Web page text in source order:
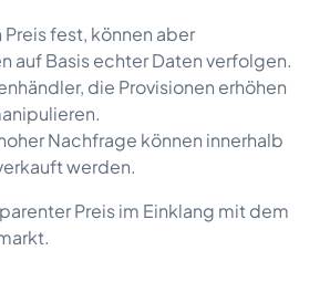
fest, können aber
auf Basis echter Daten verfolgen.
die Provisionen erhöhen
Nachfrage können innerhalb
werden.
Preis im Einklang mit dem